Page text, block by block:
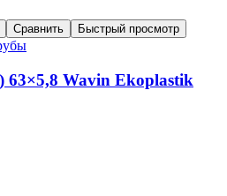
Сравнить Быстрый просмотр
63×5,8 Wavin Ekoplastik